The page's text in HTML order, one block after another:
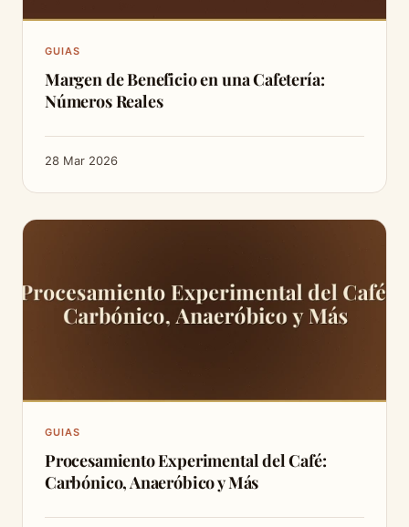
GUIAS
Margen de Beneficio en una Cafetería:
Números Reales
28 Mar 2026
GUIAS
Procesamiento Experimental del Café:
Carbónico, Anaeróbico y Más